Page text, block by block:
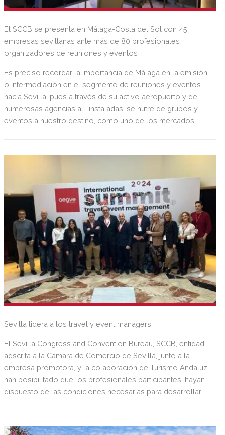
El SCCB se presenta en Málaga-Costa del Sol con 45
empresas sevillanas ante más de 80 profesionales
organizadores de reuniones y eventos
Es preciso recordar la importancia de Málaga en la emisión
o intermediación en el segmento de reuniones y eventos
hacia Sevilla, pues a través de su activo aeropuerto y de
numerosas agencias allí instaladas, se nutre de grupos y
eventos a nuestro destino, como uno de los mercados
Sevilla lidera a los travel y event managers
El Sevilla Congress and Convention Bureau, SCCB, entidad
adscrita a la Cámara de Comercio de Sevilla, junto a la
empresa promotora, y la colaboración de Turismo Andaluz
han posibilitado que los profesionales participantes, hayan
dispuesto de las condiciones necesarias para desarrollar
este segmento de negocio turístico que se sitúa en un nivel